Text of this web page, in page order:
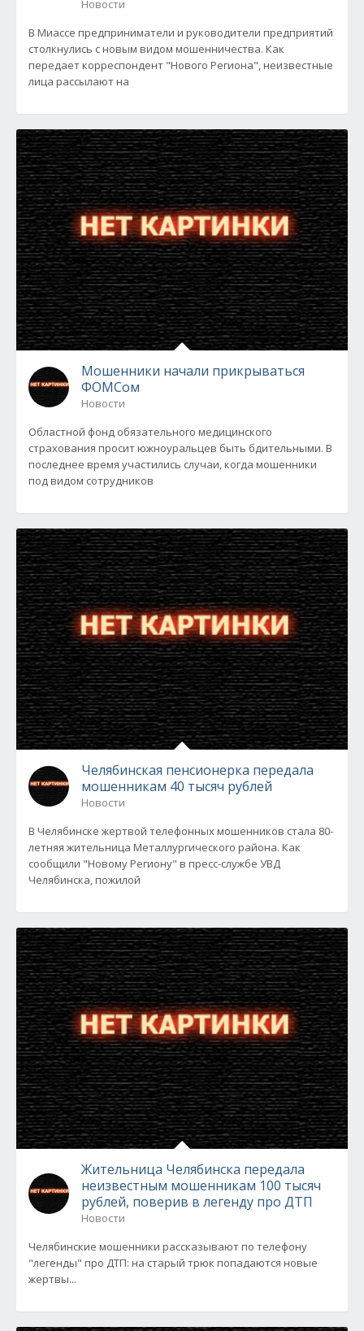
Новости
В Миассе предприниматели и руководители предприятий
столкнулись с новым видом мошенничества. Как
передает корреспондент "Нового Региона", неизвестные
лица рассылают на
Мошенники начали прикрываться
ФОМСом
Новости
Областной фонд обязательного медицинского
страхования просит южноуральцев быть бдительными. В
последнее время участились случаи, когда мошенники
под видом сотрудников
Челябинская пенсионерка передала
мошенникам 40 тысяч рублей
Новости
В Челябинске жертвой телефонных мошенников стала 80-
летняя жительница Металлургического района. Как
сообщили "Новому Региону" в пресс-службе УВД
Челябинска, пожилой
Жительница Челябинска передала
неизвестным мошенникам 100 тысяч
рублей, поверив в легенду про ДТП
Новости
Челябинские мошенники рассказывают по телефону
"легенды" про ДТП: на старый трюк попадаются новые
жертвы...